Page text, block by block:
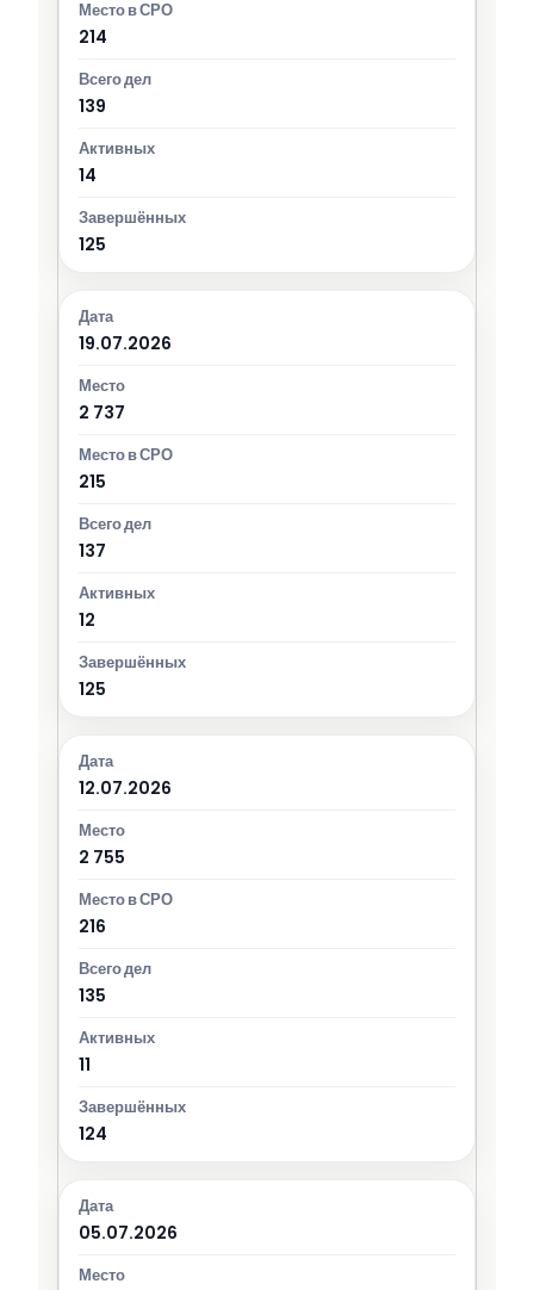
214
139
14
125
19.07.2026
2 737
215
137
12
125
12.07.2026
2 755
216
135
11
124
05.07.2026